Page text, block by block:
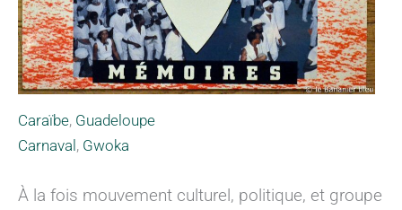
Caraïbe, Guadeloupe
Carnaval , Gwoka
À la fois mouvement culturel, politique, et groupe